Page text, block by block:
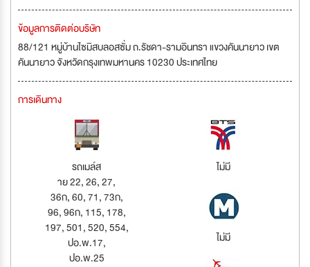
ข้อมูลการติดต่อบริษัท
88/121 หมู่บ้านไซมิสบลอสซั่ม ถ.รัชดา-รามอินทรา แขวงคันนายาว เขต
คันนายาว จังหวัดกรุงเทพมหานคร 10230 ประเทศไทย
การเดินทาง
รถเมล์ส
าย 22, 26, 27,
36ก, 60, 71, 73ก,
96, 96ก, 115, 178,
197, 501, 520, 554,
ปอ.พ.17,
ปอ.พ.25
ไม่มี
ไม่มี